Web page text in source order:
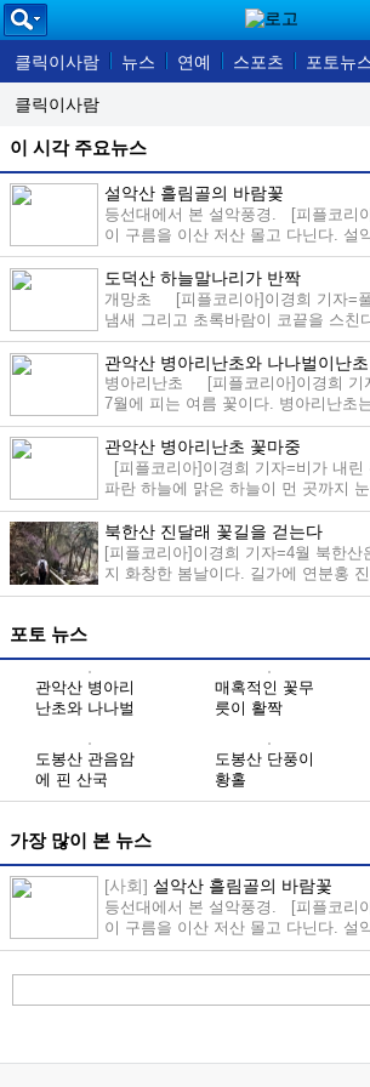
클릭이사람 뉴스 연예 스포츠 포토뉴
클릭이사람
이 시각 주요뉴스
설악산 흘림골의 바람꽃
등선대에서 본 설악풍경. [피플코리
이 구름을 이산 저산 몰고 다닌다. 설
가 ...
도덕산 하늘말나리가 반짝
개망초 [피플코리아]이경희 기자=
냄새 그리고 초록바람이 코끝을 스친
관악산 병아리난초와 나나벌이난초
병아리난초 [피플코리아]이경희 기
7월에 피는 여름 꽃이다. 병아리난초
관악산 병아리난초 꽃마중
[피플코리아]이경희 기자=비가 내린
파란 하늘에 맑은 하늘이 먼 곳까지
사...
북한산 진달래 꽃길을 걷는다
[피플코리아]이경희 기자=4월 북한
지 화창한 봄날이다. 길가에 연분홍
록잎이 쑥쑥...
포토 뉴스
관악산 병아리
난초와 나나벌
매혹적인 꽃무
릇이 활짝
도봉산 관음암
에 핀 산국
도봉산 단풍이
황홀
가장 많이 본 뉴스
[사회] 설악산 흘림골의 바람꽃
등선대에서 본 설악풍경. [피플코리
이 구름을 이산 저산 몰고 다닌다. 설
가 ...